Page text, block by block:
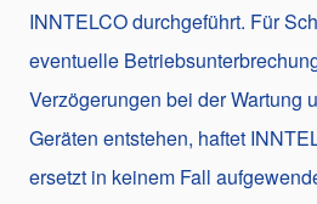
INNTELCO durchgeführt. Für
eventuelle
Verzögerungen bei der Wartung
Geräten entstehen, haftet
ersetzt in keinem Fall